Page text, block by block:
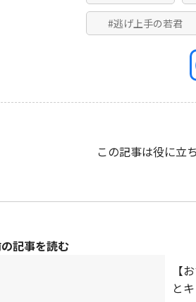
#逃げ上手の若君
この記事は役に立
記事を読む
【
と